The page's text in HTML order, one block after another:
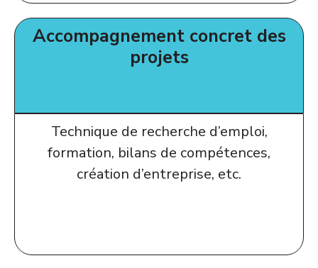
Accompagnement concret des
projets
Technique de recherche d’emploi,
formation, bilans de compétences,
création d’entreprise, etc.